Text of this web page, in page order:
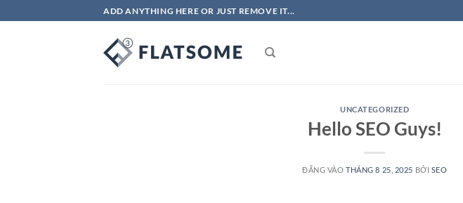
ADD ANYTHING HERE OR JUST REMOVE IT...
UNCATEGORIZED
Hello SEO Guys!
ĐĂNG VÀOTHÁNG 8 25, 2025 BỞI SEO